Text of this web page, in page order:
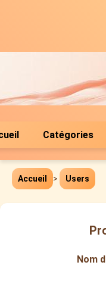
Catégories
Accueil > Users
Nom